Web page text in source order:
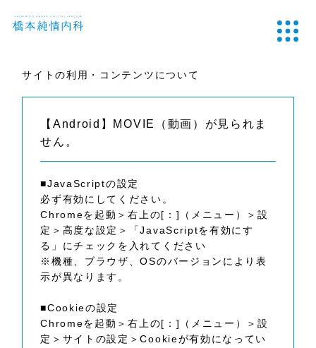
サイトの利用・コンテンツについて
【Android】MOVIE（動画）が見られま
せん。
■JavaScriptの設定
必ず有効にしてください。
Chromeを起動＞右上の[：]（メニュー）＞設
定＞高度な設定＞「JavaScriptを有効にす
る」にチェックを入れてください
※機種、ブラウザ、OSのバージョンにより表
示が異なります。
■Cookieの設定
Chromeを起動＞右上の[：]（メニュー）＞設
定＞サイトの設定＞Cookieが有効になってい